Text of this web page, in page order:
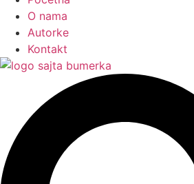
O nama
Autorke
Kontakt